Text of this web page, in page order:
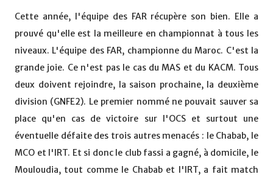
Cette année, l'équipe des FAR récupère son bien. Elle a
prouvé qu'elle est la meilleure en championnat à tous les
niveaux. L'équipe des FAR, championne du Maroc. C'est la
grande joie. Ce n'est pas le cas du MAS et du KACM. Tous
deux doivent rejoindre, la saison prochaine, la deuxième
division (GNFE2). Le premier nommé ne pouvait sauver sa
place qu'en cas de victoire sur l'OCS et surtout une
éventuelle défaite des trois autres menacés : le Chabab, le
MCO et l'IRT. Et si donc le club fassi a gagné, à domicile, le
Mouloudia, tout comme le Chabab et l'IRT, a fait match